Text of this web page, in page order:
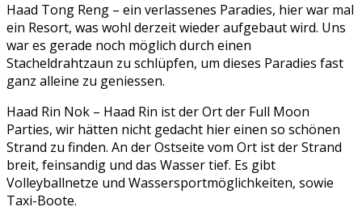
Haad Tong Reng – ein verlassenes Paradies, hier war mal
ein Resort, was wohl derzeit wieder aufgebaut wird. Uns
war es gerade noch möglich durch einen
Stacheldrahtzaun zu schlüpfen, um dieses Paradies fast
ganz alleine zu geniessen.
Haad Rin Nok – Haad Rin ist der Ort der Full Moon
Parties, wir hätten nicht gedacht hier einen so schönen
Strand zu finden. An der Ostseite vom Ort ist der Strand
breit, feinsandig und das Wasser tief. Es gibt
Volleyballnetze und Wassersportmöglichkeiten, sowie
Taxi-Boote.